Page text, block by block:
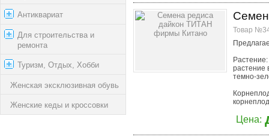
Антиквариат
Для строительства и
ремонта
Туризм, Отдых, Хобби
Женская эксклюзивная обувь
Женские кеды и кроссовки
Товар
Растение:
растение
темно-
Цена: